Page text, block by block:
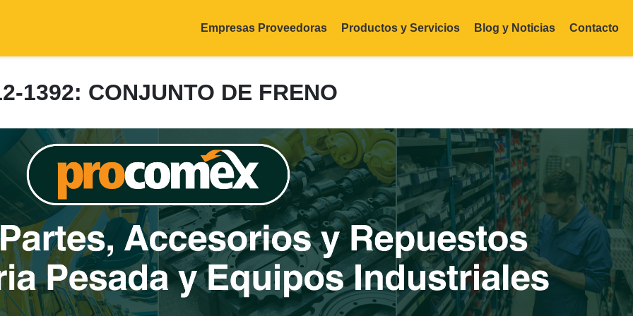
Empresas Proveedoras Productos y Servicios Blog y Noticias Contacto
1392: CONJUNTO DE FRENO